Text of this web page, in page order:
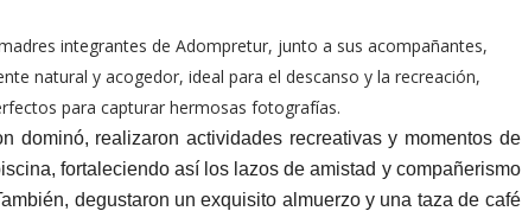
integrantes de Adompretur, junto a sus acompañantes,
natural y acogedor, ideal para el descanso y la recreación,
para capturar hermosas fotografías.
dominó, realizaron actividades recreativas y momentos de
fortaleciendo así los lazos de amistad y compañerismo
degustaron un exquisito almuerzo y una taza de café